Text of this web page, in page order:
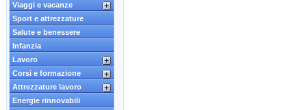
Viaggi e vacanze
Sport e attrezzature
Salute e benessere
Infanzia
Lavoro
Corsi e formazione
Attrezzature lavoro
Energie rinnovabili